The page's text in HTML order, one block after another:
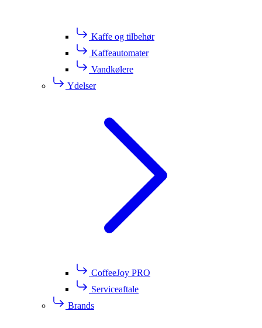
Kaffe og tilbehør
Kaffeautomater
Vandkølere
Ydelser
CoffeeJoy PRO
Serviceaftale
Brands